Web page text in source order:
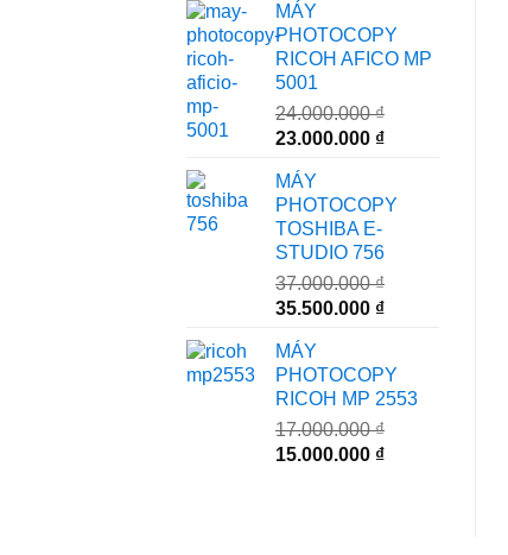
là:
22.300.000 ₫. là:
19.000.000 ₫.
MÁY
PHOTOCOPY
RICOH AFICO MP
5001
24.000.000₫
Giá
là:
24.000.000 ₫.
23.000.000 ₫Giá
là:
MÁY
PHOTOCOPY
TOSHIBA E-
STUDIO 756
37.000.000₫
Giá
là:
37.000.000 ₫.
35.500.000 ₫Giá
là:
35.500.000 ₫.
MÁY
PHOTOCOPY
RICOH MP 2553
17.000.000₫
Giá
15.000.000 ₫Giá